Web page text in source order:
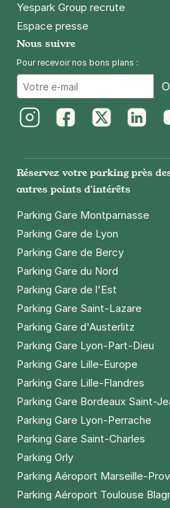
Yespark Group recrute
Espace presse
Nous suivre
Pour recevoir nos bons plans :
Réservez votre parking près
autres points d'intérêts
Parking Gare Montparnasse
Parking Gare de Lyon
Parking Gare de Bercy
Parking Gare du Nord
Parking Gare de l'Est
Parking Gare Saint-Lazare
Parking Gare d'Austerlitz
Parking Gare Lyon-Part-Dieu
Parking Gare Lille-Europe
Parking Gare Lille-Flandres
Parking Gare Bordeaux Saint-
Parking Gare Lyon-Perrache
Parking Gare Saint-Charles
Parking Orly
Parking Aéroport Marseille-
Parking Aéroport Toulouse